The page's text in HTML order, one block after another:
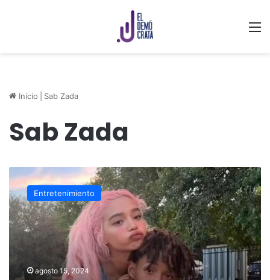
Inicio Sab Zada
Sab Zada
Filtran
fotos
de
Jaden
Smith
presuntamente
Entretenimiento
agosto 15, 2024